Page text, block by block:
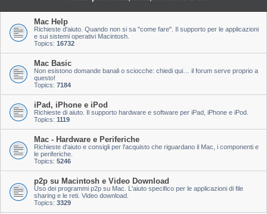
Mac Help
Richieste d'aiuto. Quando non si sa "come fare". Il supporto per le applicazioni
e sui sistemi operativi Macintosh.
Topics: 16732
Mac Basic
Non esistono domande banali o sciocche: chiedi qui… il forum serve proprio a
questo!
Topics: 7184
iPad, iPhone e iPod
Richieste di aiuto. Il supporto hardware e software per iPad, iPhone e iPod.
Topics: 1119
Mac - Hardware e Periferiche
Richieste d'aiuto e consigli per l'acquisto che riguardano il Mac, i componenti e
le periferiche.
Topics: 5246
p2p su Macintosh e Video Download
Uso dei programmi p2p su Mac. L'aiuto specifico per le applicazioni di file
sharing e le reti. Video download.
Topics: 3329